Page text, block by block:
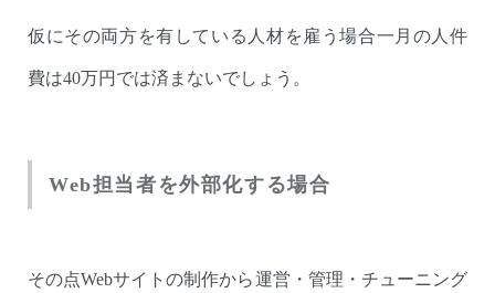
仮にその両方を有している人材を雇う場合一月の人件
費は40万円では済まないでしょう。
Web担当者を外部化する場合
その点Webサイトの制作から運営・管理・チューニング